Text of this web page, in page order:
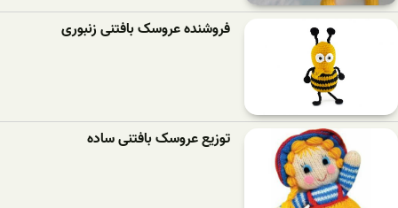
فروشنده عروسک بافتنی زنبوری
توزیع عروسک بافتنی ساده